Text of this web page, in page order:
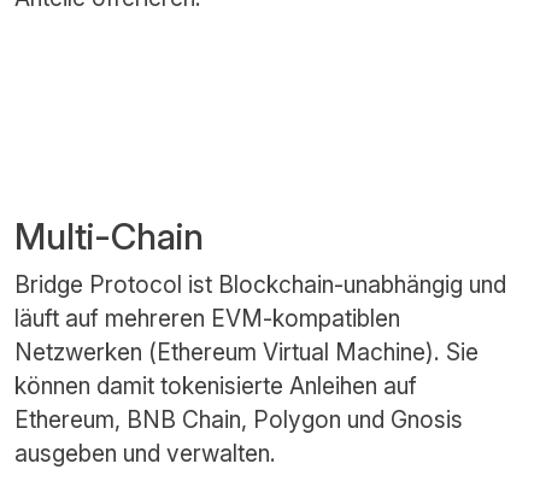
Multi-Chain
Bridge Protocol ist Blockchain-unabhängig und
läuft auf mehreren EVM-kompatiblen
Netzwerken (Ethereum Virtual Machine). Sie
können damit tokenisierte Anleihen auf
Ethereum, BNB Chain, Polygon und Gnosis
ausgeben und verwalten.